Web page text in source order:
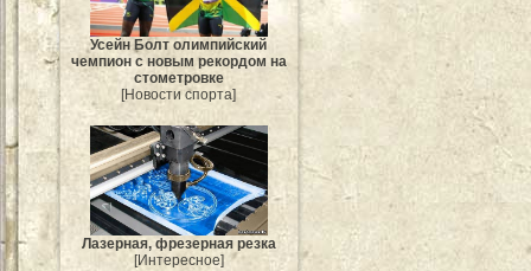
Усейн Болт олимпийский
чемпион с новым рекордом на
стометровке
[Новости спорта]
Лазерная, фрезерная резка
[Интересное]